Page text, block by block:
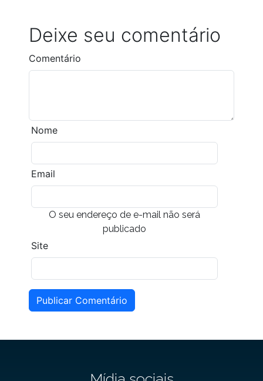
Deixe seu comentário
Comentário
Nome
Email
O seu endereço de e-mail não será
publicado
Site
Publicar Comentário